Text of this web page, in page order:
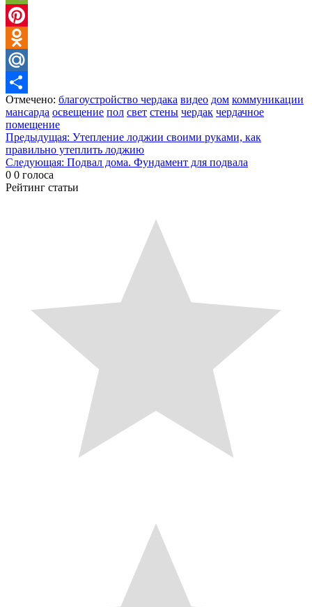
WeChat
Pinterest
Odnoklassniki
Mail.Ru
Отправить
Отмечено: благоустройство чердака видео дом коммуникации
мансарда освещение пол свет стены чердак чердачное
помещение
Навигация
по
записям
Предыдущая: Утепление лоджии своими руками, как
правильно утеплить лоджию
Следующая: Подвал дома. Фундамент для подвала
0 0 голоса
Рейтинг статьи